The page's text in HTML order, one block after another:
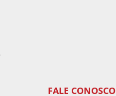
FALE CONOSCO